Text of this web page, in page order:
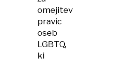
omejitev
pravic
oseb
LGBTQ,
ki